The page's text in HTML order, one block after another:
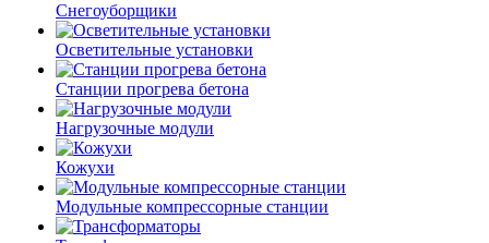
Снегоуборщики
Осветительные установки
Станции прогрева бетона
Нагрузочные модули
Кожухи
Модульные компрессорные станции